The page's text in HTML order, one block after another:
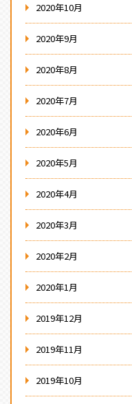
2020年10月
2020年9月
2020年8月
2020年7月
2020年6月
2020年5月
2020年4月
2020年3月
2020年2月
2020年1月
2019年12月
2019年11月
2019年10月